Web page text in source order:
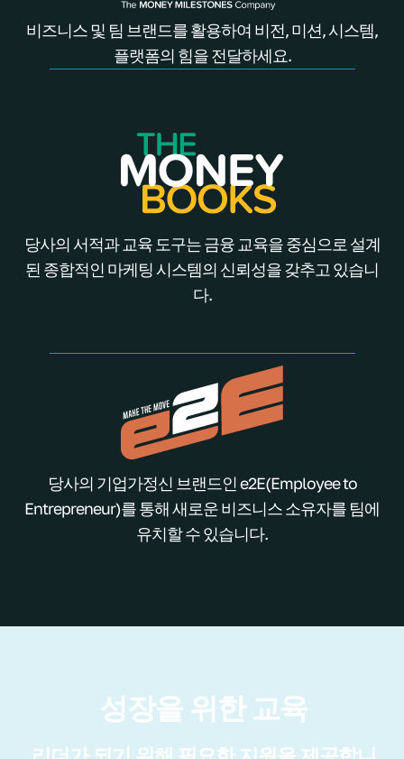
비즈니스 및 팀 브랜드를 활용하여 비전, 미션, 시스템,
플랫폼의 힘을 전달하세요.
당사의 서적과 교육 도구는 금융 교육을 중심으로 설계
된 종합적인 마케팅 시스템의 신뢰성을 갖추고 있습니
다.
당사의 기업가정신 브랜드인 e2E(Employee to
Entrepreneur)를 통해 새로운 비즈니스 소유자를 팀에
유치할 수 있습니다.
성장을 위한 교육